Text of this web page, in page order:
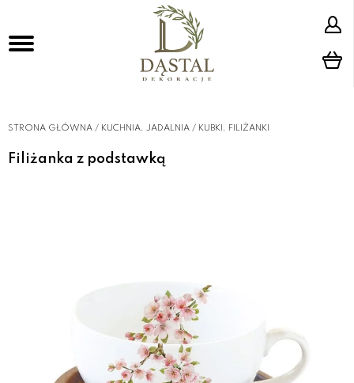
STRONA GŁÓWNA / KUCHNIA, JADALNIA / KUBKI, FILIŻANKI
Filiżanka z podstawką